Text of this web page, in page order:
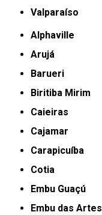
Valparaíso
Alphaville
Arujá
Barueri
Biritiba Mirim
Caieiras
Cajamar
Carapicuíba
Cotia
Embu Guaçú
Embu das Artes